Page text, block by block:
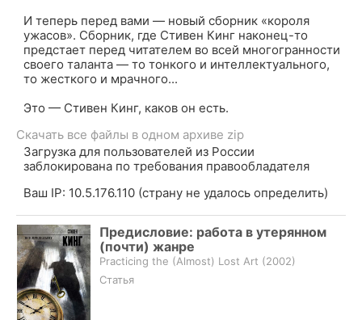
И теперь перед вами — новый сборник «короля
ужасов». Сборник, где Стивен Кинг наконец-то
предстает перед читателем во всей многогранности
своего таланта — то тонкого и интеллектуального,
то жесткого и мрачного...
Это — Стивен Кинг, каков он есть.
Скачать все файлы в одном архиве zip
Загрузка для пользователей из России
заблокирована по требования правообладателя
Ваш IP: 10.5.176.110 (страну не удалось определить)
Предисловие: работа в утерянном
(почти) жанре
Practicing the (Almost) Lost Art (2002)
Статья